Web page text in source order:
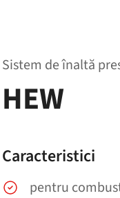
Sistem de înaltă
HEW
Caracteristici
pentru